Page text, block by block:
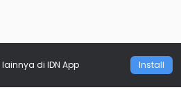
lainnya di IDN App Install